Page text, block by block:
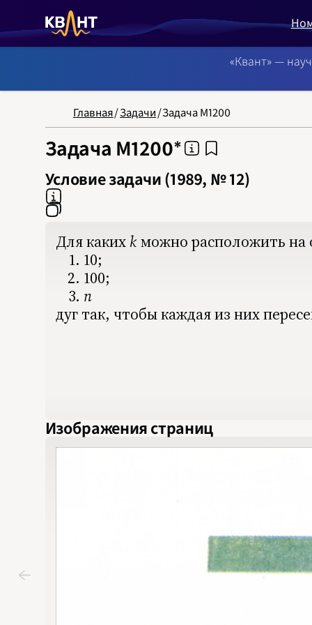
NB:
«Квант» —
Главная/Задачи/Задача М1200
Задача М1200
Условие задачи (1989, № 12)
Для каких k
k можно расположить на
10;
100;
n
n
дуг так, чтобы каждая из них
Изображения страниц